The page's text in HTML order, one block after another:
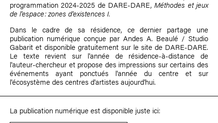
programmation 2024-2025 de DARE-DARE,Méthodes et jeux
de l'espace: zones d'existences I.
Dans le cadre de sa résidence, ce dernier partage une
publication numérique conçue par Andes A. Beaulé / Studio
Gabarit et disponible gratuitement sur le site de DARE-DARE.
Le texte revient sur l'année de résidence-à-distance de
l'auteur-chercheur et propose des impressions sur certains des
événements ayant ponctués l'année du centre et sur
l'écosystème des centres d'artistes aujourd'hui.
La publication numérique est disponible juste ici: